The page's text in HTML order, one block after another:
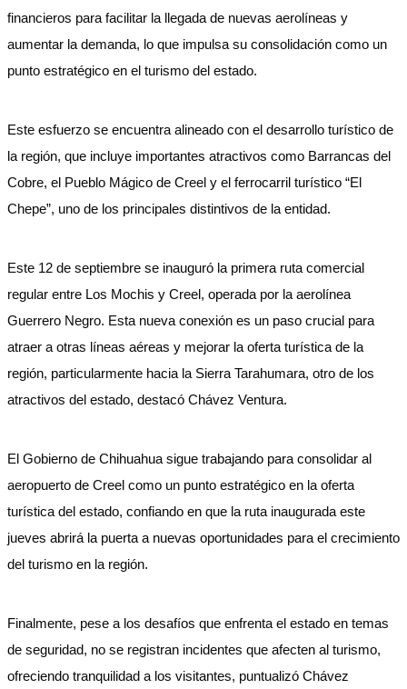
financieros para facilitar la llegada de nuevas aerolíneas y
aumentar la demanda, lo que impulsa su consolidación como un
punto estratégico en el turismo del estado.
Este esfuerzo se encuentra alineado con el desarrollo turístico de
la región, que incluye importantes atractivos como Barrancas del
Cobre, el Pueblo Mágico de Creel y el ferrocarril turístico “El
Chepe”, uno de los principales distintivos de la entidad.
Este 12 de septiembre se inauguró la primera ruta comercial
regular entre Los Mochis y Creel, operada por la aerolínea
Guerrero Negro. Esta nueva conexión es un paso crucial para
atraer a otras líneas aéreas y mejorar la oferta turística de la
región, particularmente hacia la Sierra Tarahumara, otro de los
atractivos del estado, destacó Chávez Ventura.
El Gobierno de Chihuahua sigue trabajando para consolidar al
aeropuerto de Creel como un punto estratégico en la oferta
turística del estado, confiando en que la ruta inaugurada este
jueves abrirá la puerta a nuevas oportunidades para el crecimiento
del turismo en la región.
Finalmente, pese a los desafíos que enfrenta el estado en temas
de seguridad, no se registran incidentes que afecten al turismo,
ofreciendo tranquilidad a los visitantes, puntualizó Chávez